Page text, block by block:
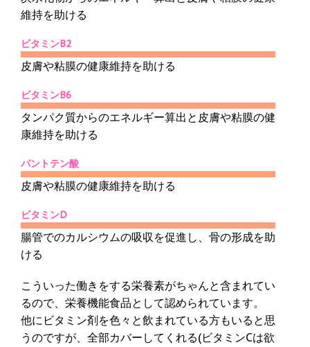
維持を助ける
ビタミンB2
皮膚や粘膜の健康維持を助ける
ビタミンB6
タンパク質からのエネルギー算出と皮膚や粘膜の健
康維持を助ける
パントテン酸
皮膚や粘膜の健康維持を助ける
ビタミンD
腸管でのカルシウムの吸収を促進し、骨の形成を助
ける
こういった働きをする栄養素がちゃんと含まれてい
るので、栄養機能食品として認められています。
他にビタミン剤を色々と飲まれている方もいると思
うのですが、全部カバーしてくれる(ビタミンCは欲